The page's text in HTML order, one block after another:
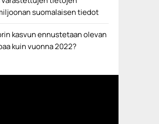
suomalaisen tiedot
kasvun ennustetaan olevan
kuin vuonna 2022?